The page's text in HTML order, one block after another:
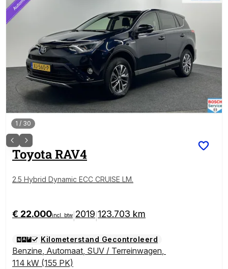
1 / 30
ToyotaRAV4
2.5 Hybrid Dynamic ECC CRUISE LM.
€ 22.000incl. btw 2019 123.703 km
Kilometerstand Gecontroleerd
Benzine, Automaat, SUV / Terreinwagen,
114 kW (155 PK)